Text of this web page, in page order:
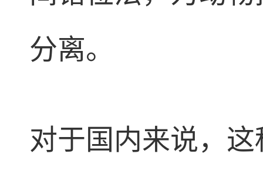
分离。
对于国内来说，